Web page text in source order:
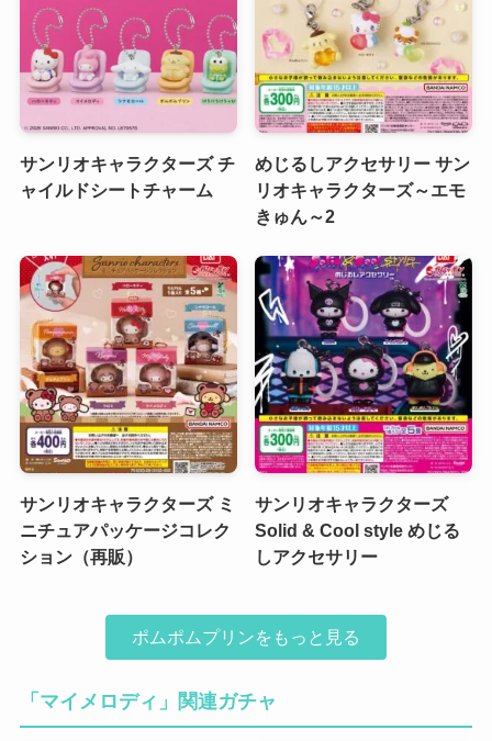
サンリオキャラクターズ チ
ャイルドシートチャーム
めじるしアクセサリー サン
リオキャラクターズ～エモ
きゅん～2
サンリオキャラクターズ ミ
ニチュアパッケージコレク
ション（再販）
サンリオキャラクターズ
Solid & Cool style めじる
しアクセサリー
ポムポムプリンをもっと見る
「マイメロディ」関連ガチャ